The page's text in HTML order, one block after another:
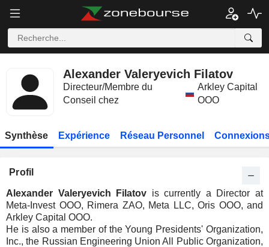
Alexander Valeryevich Filatov
Directeur/Membre du
Conseil chez
Arkley Capital
OOO
Synthèse Expérience Réseau Personnel
Profil
Alexander Valeryevich Filatov is currently a Director at
Meta-Invest OOO, Rimera ZAO, Meta LLC, Oris OOO, and
Arkley Capital OOO.
He is also a member of the Young Presidents' Organization,
Inc., the Russian Engineering Union All Public Organization,